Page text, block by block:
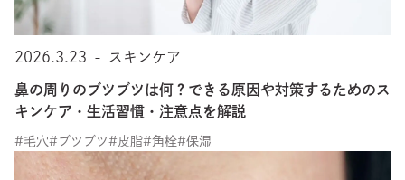
2026.3.23 - スキンケア
鼻の周りのブツブツは何？できる原因や対策するためのス
キンケア・生活習慣・注意点を解説
#毛穴#ブツブツ#皮脂#角栓#保湿